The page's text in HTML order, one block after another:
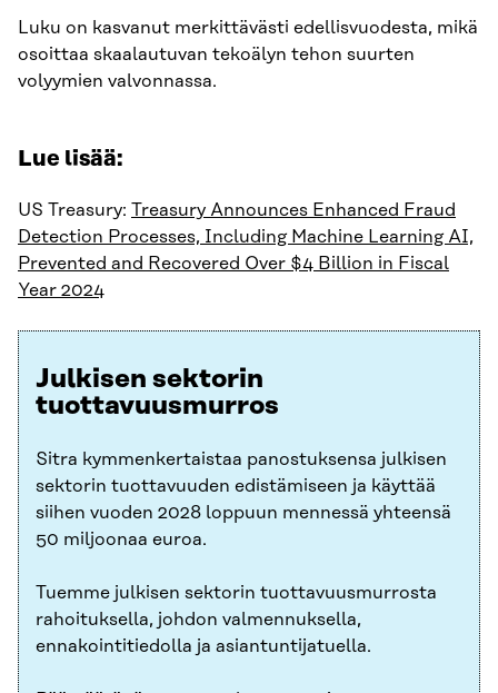
Luku on kasvanut merkittävästi edellisvuodesta, mikä
osoittaa skaalautuvan tekoälyn tehon suurten
volyymien valvonnassa.
Lue lisää:
US Treasury: Treasury Announces Enhanced Fraud
Detection Processes, Including Machine Learning AI,
Prevented and Recovered Over $4 Billion in Fiscal
Year 2024
Julkisen sektorin
tuottavuusmurros
Sitra kymmenkertaistaa panostuksensa julkisen
sektorin tuottavuuden edistämiseen ja käyttää
siihen vuoden 2028 loppuun mennessä yhteensä
50 miljoonaa euroa.
Tuemme julkisen sektorin tuottavuusmurrosta
rahoituksella, johdon valmennuksella,
ennakointitiedolla ja asiantuntijatuella.